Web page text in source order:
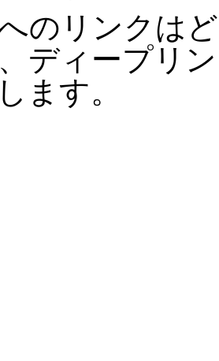
のリンクは
ディープリ
ます。